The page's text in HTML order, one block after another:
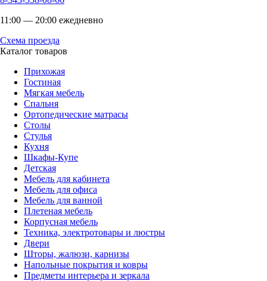
11:00 — 20:00 ежедневно
Схема проезда
Каталог товаров
Прихожая
Гостиная
Мягкая мебель
Спальня
Ортопедические матрасы
Столы
Стулья
Кухня
Шкафы-Купе
Детская
Мебель для кабинета
Мебель для офиса
Мебель для ванной
Плетеная мебель
Корпусная мебель
Техника, электротовары и люстры
Двери
Шторы, жалюзи, карнизы
Напольные покрытия и ковры
Предметы интерьера и зеркала